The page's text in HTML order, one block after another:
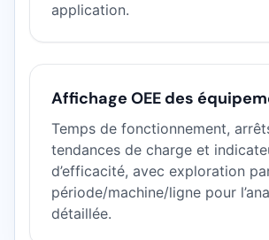
application.
Affichage OEE des
Temps de fonctionnement,
tendances de charge et
d’efficacité, avec exploration
période/machine/ligne pour
détaillée.